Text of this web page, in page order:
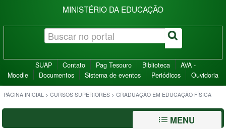
MINISTÉRIO DA EDUCAÇÃO
SUAP Contato Pag Tesouro Biblioteca
AVA -
Moodle
Documentos Sistema de eventos Periódicos Ouvidoria
PÁGINA INICIAL > CURSOS SUPERIORES > GRADUAÇÃO EM EDUCAÇÃO FÍSICA
MENU